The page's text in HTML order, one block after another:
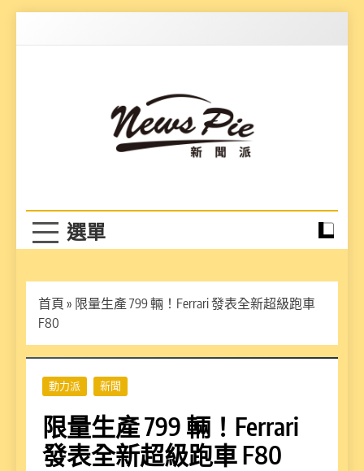
首頁 » 限量生產 799 輛！Ferrari 發表全新超級跑車
F80
動力派 新聞
限量生產 799 輛！Ferrari
發表全新超級跑車 F80